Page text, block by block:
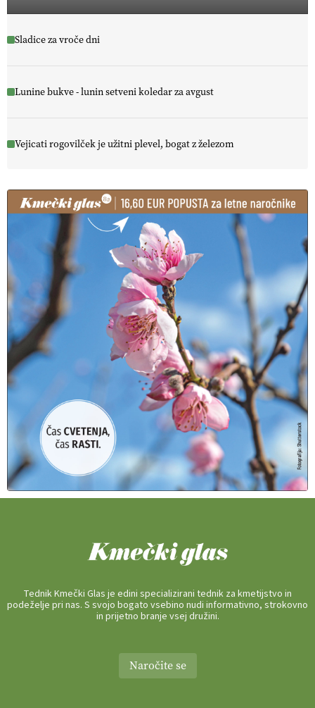
Sladice za vroče dni
Lunine bukve - lunin setveni koledar za avgust
Vejicati rogovilček je užitni plevel, bogat z železom
Tednik Kmečki Glas je edini specializirani tednik za kmetijstvo in
podeželje pri nas. S svojo bogato vsebino nudi informativno, strokovno
in prijetno branje vsej družini.
Naročite se